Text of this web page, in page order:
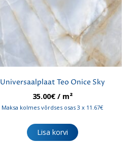
Universaalplaat Teo Onice Sky
35.00€/ m²
Maksa kolmes võrdses osas 3 x 11.67€
Lisa korvi